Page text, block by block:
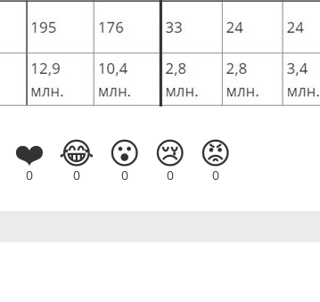
❤️
0
😂
0
😮
0
😢
0
😡
0